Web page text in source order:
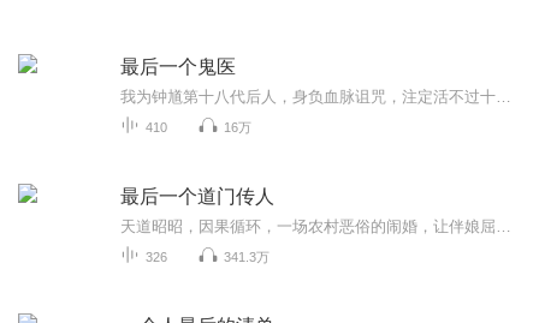
最后一个鬼医
410 16万
最后一个道门传人
326 341.3万